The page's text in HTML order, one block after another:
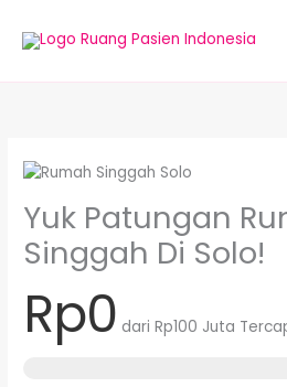
konten
Yuk Patungan
Singgah Di Solo!
Rp0 dariRp100 Juta